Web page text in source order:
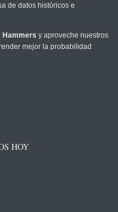
de datos históricos e
Hammers y aproveche nuestros
mejor la probabilidad
HOY